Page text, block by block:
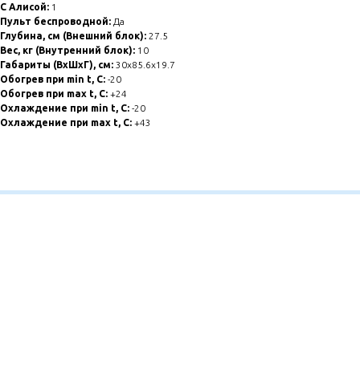
С Алисой: 1
Пульт беспроводной: Да
Глубина, см (Внешний блок): 27.5
Вес, кг (Внутренний блок): 10
Габариты (ВхШхГ), см: 30х85.6х19.7
Обогрев при min t, C: -20
Обогрев при max t, C: +24
Охлаждение при min t, С: -20
Охлаждение при max t, C: +43